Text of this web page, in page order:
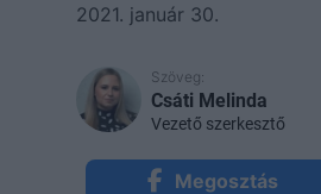
2021. január 30.
Szöveg:
Csáti Melinda
Vezető szerkesztő
Megosztás